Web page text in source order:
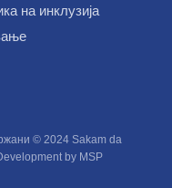
на инклузија
© 2024 Sakam da
by MSP